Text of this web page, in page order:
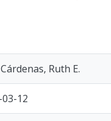
Ruth E.
12